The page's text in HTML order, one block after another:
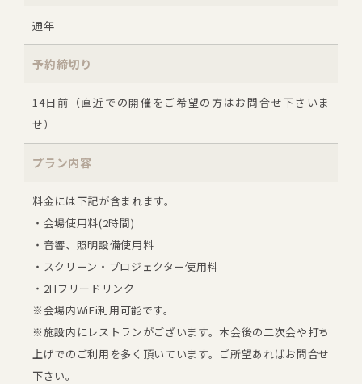
通年
予約締切り
14日前（直近での開催をご希望の方はお問合せ下さいま
せ）
プラン内容
料金には下記が含まれます。
・会場使用料(2時間)
・音響、照明設備使用料
・スクリーン・プロジェクター使用料
・2Hフリードリンク
※会場内WiFi利用可能です。
※施設内にレストランがございます。本会後の二次会や打ち
上げでのご利用を多く頂いています。ご所望あればお問合せ
下さい。